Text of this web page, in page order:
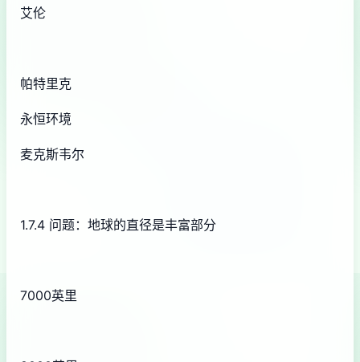
艾伦
帕特里克
永恒环境
麦克斯韦尔
1.7.4 问题：地球的直径是丰富部分
7000英里